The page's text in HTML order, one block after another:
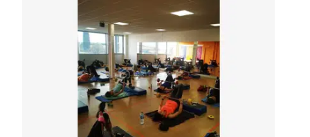
Référence annonce : 17737T